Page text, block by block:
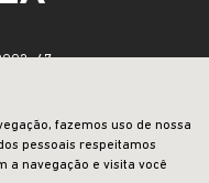
47
fazemos uso de nossa
pessoais respeitamos
a navegação e visita você